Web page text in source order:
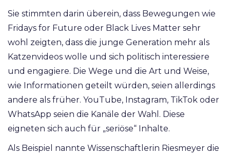
Sie stimmten darin überein, dass Bewegungen wie
Fridays for Future oder Black Lives Matter sehr
wohl zeigten, dass die junge Generation mehr als
Katzenvideos wolle und sich politisch interessiere
und engagiere. Die Wege und die Art und Weise,
wie Informationen geteilt würden, seien allerdings
andere als früher. YouTube, Instagram, TikTok oder
WhatsApp seien die Kanäle der Wahl. Diese
eigneten sich auch für „seriöse“ Inhalte.
Als Beispiel nannte Wissenschaftlerin Riesmeyer die